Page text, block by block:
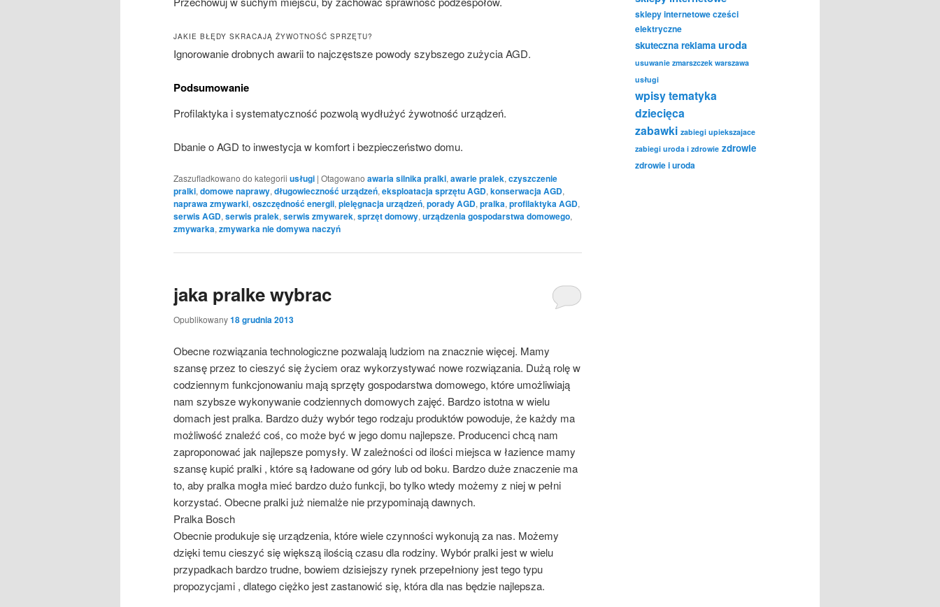
JAKIE BŁĘDY SKRACAJĄ ŻYWOTNOŚĆ SPRZĘTU?
Ignorowanie drobnych awarii to najczęstsze powody szybszego zużycia AGD.
Podsumowanie
Profilaktyka i systematyczność pozwolą wydłużyć żywotność urządzeń.
Dbanie o AGD to inwestycja w komfort i bezpieczeństwo domu.
Zaszufladkowano do kategorii usługi | Otagowano awaria silnika pralki, awarie pralek, czyszczenie
pralki, domowe naprawy, długowieczność urządzeń, eksploatacja sprzętu AGD, konserwacja AGD,
naprawa zmywarki, oszczędność energii, pielęgnacja urządzeń, porady AGD, pralka, profilaktyka AGD,
serwis AGD, serwis pralek, serwis zmywarek, sprzęt domowy, urządzenia gospodarstwa domowego,
zmywarka, zmywarka nie domywa naczyń
jaka pralke wybrac
Opublikowany18 grudnia 2013
Obecne rozwiązania technologiczne pozwalają ludziom na znacznie więcej. Mamy
szansę przez to cieszyć się życiem oraz wykorzystywać nowe rozwiązania. Dużą rolę w
codziennym funkcjonowaniu mają sprzęty gospodarstwa domowego, które umożliwiają
nam szybsze wykonywanie codziennych domowych zajęć. Bardzo istotna w wielu
domach jest pralka. Bardzo duży wybór tego rodzaju produktów powoduje, że każdy ma
możliwość znaleźć coś, co może być w jego domu najlepsze. Producenci chcą nam
zaproponować jak najlepsze pomysły. W zależności od ilości miejsca w łazience mamy
szansę kupić pralki , które są ładowane od góry lub od boku. Bardzo duże znaczenie ma
to, aby pralka mogła mieć bardzo dużo funkcji, bo tylko wtedy możemy z niej w pełni
korzystać. Obecne pralki już niemalże nie przypominają dawnych.
Pralka Bosch
Obecnie produkuje się urządzenia, które wiele czynności wykonują za nas. Możemy
dzięki temu cieszyć się większą ilością czasu dla rodziny. Wybór pralki jest w wielu
przypadkach bardzo trudne, bowiem dzisiejszy rynek przepełniony jest tego typu
propozycjami , dlatego ciężko jest zastanowić się, która dla nas będzie najlepsza.
sklepy internetowe cześci
elektryczne
skuteczna reklama uroda
usuwanie zmarszczek warszawa
usługi
wpisy tematyka
dziecięca
zabawki zabiegi upiekszajace
zabiegi uroda i zdrowie zdrowie
zdrowie i uroda